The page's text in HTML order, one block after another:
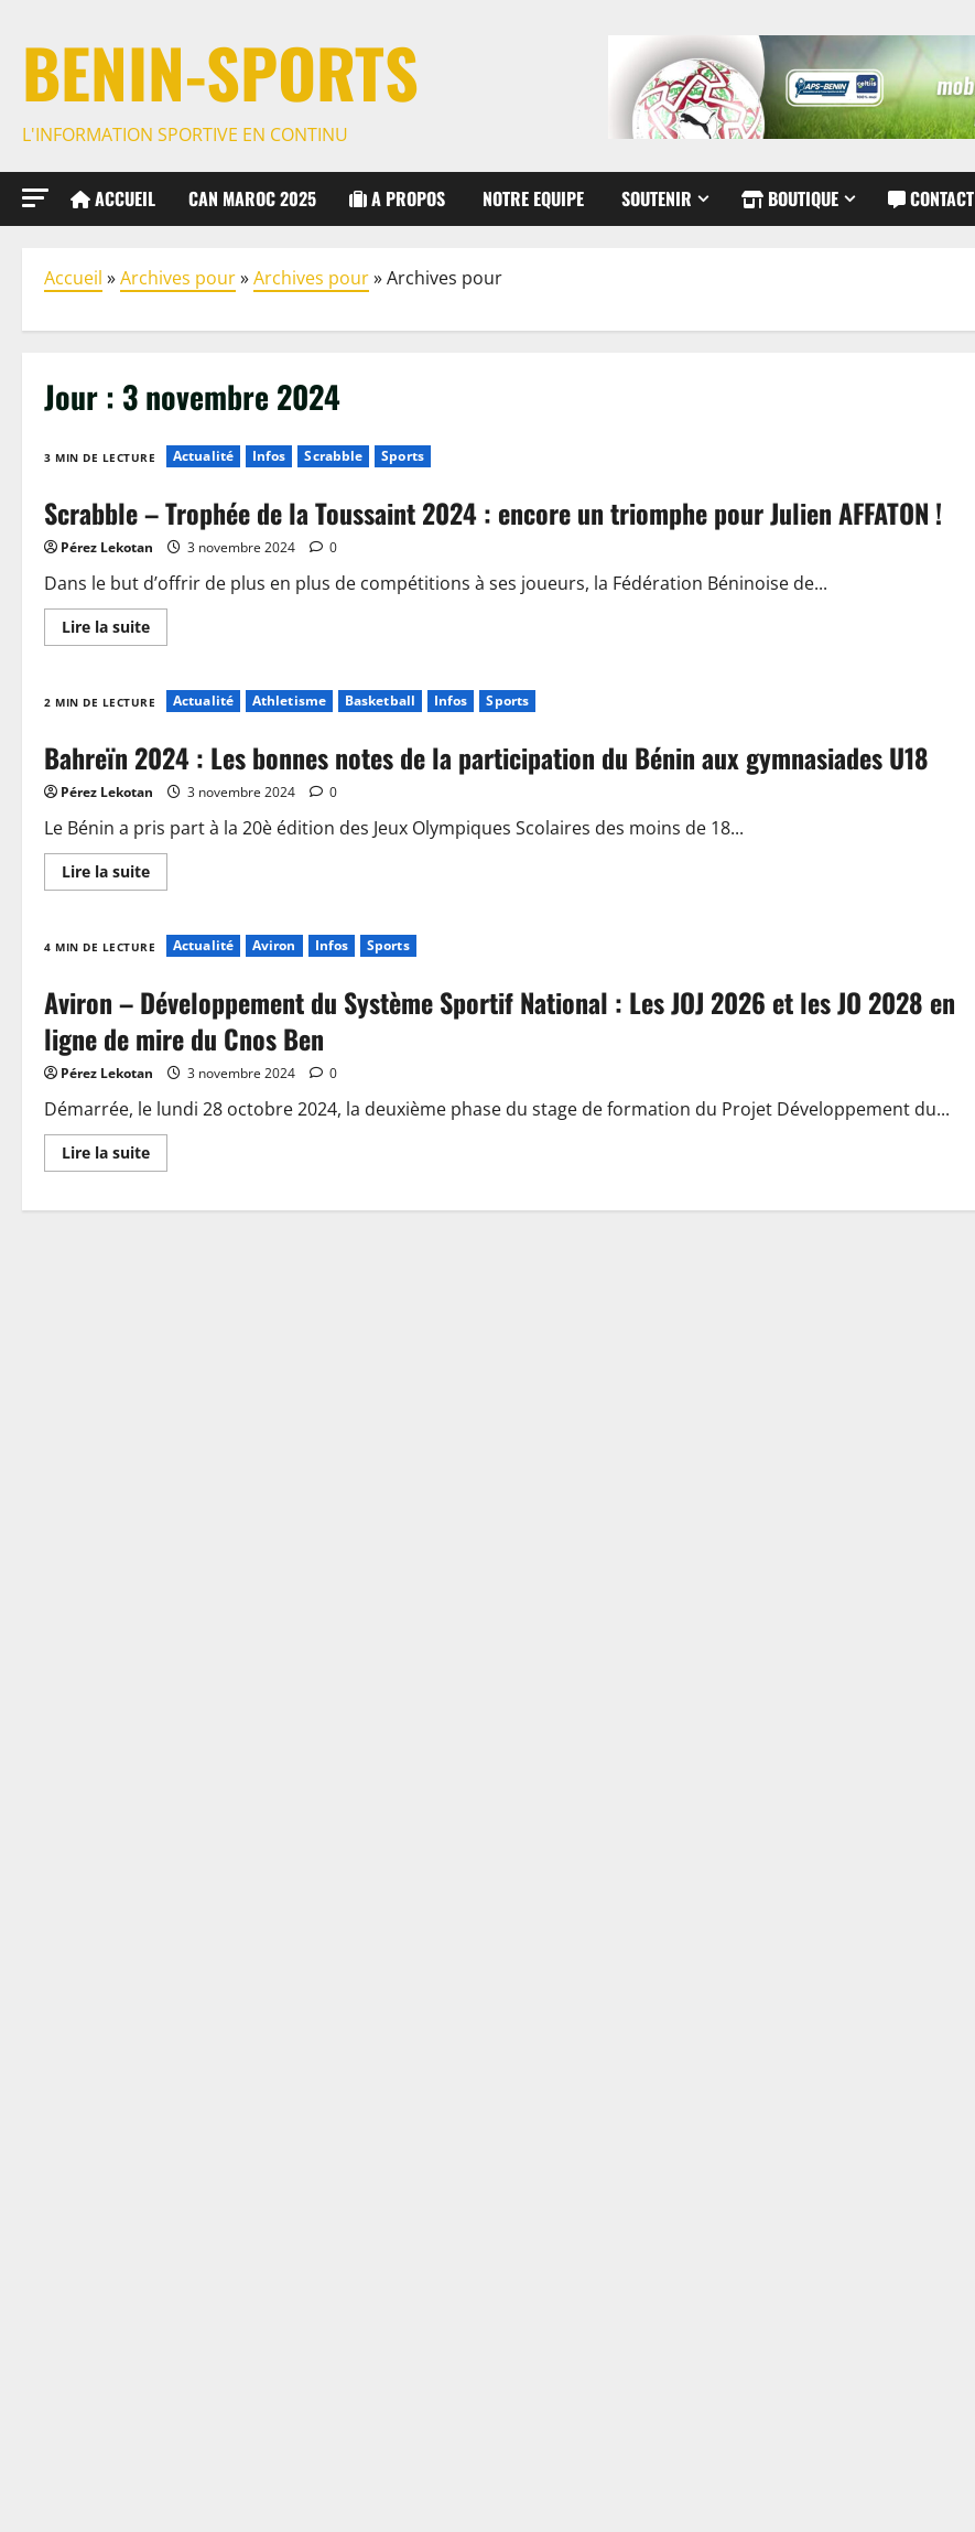
BENIN-SPORTS
L'INFORMATION SPORTIVE EN CONTINU
ACCUEIL CAN MAROC 2025 A PROPOS NOTRE EQUIPE SOUTENIR BOUTIQUE CONTACT
Accueil »Archives pour»Archives pour»Archives pour
Jour : 3 novembre 2024
3 MIN DE LECTURE Actualité Infos Scrabble Sports
Scrabble – Trophée de la Toussaint 2024 : encore un triomphe pour Julien AFFATON !
Pérez Lekotan 3 novembre 2024 0
Dans le but d’offrir de plus en plus de compétitions à ses joueurs, la Fédération Béninoise de...
Lire la suite
2 MIN DE LECTURE Actualité Athletisme Basketball Infos Sports
Bahreïn 2024 : Les bonnes notes de la participation du Bénin aux gymnasiades U18
Pérez Lekotan 3 novembre 2024 0
Le Bénin a pris part à la 20è édition des Jeux Olympiques Scolaires des moins de 18...
Lire la suite
4 MIN DE LECTURE Actualité Aviron Infos Sports
Aviron – Développement du Système Sportif National : Les JOJ 2026 et les JO 2028 en
ligne de mire du Cnos Ben
Pérez Lekotan 3 novembre 2024 0
Démarrée, le lundi 28 octobre 2024, la deuxième phase du stage de formation du Projet Développement du...
Lire la suite